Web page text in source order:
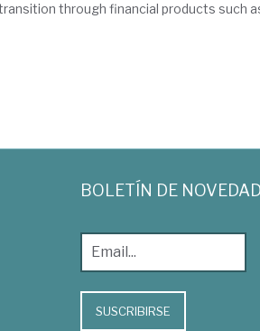
through financial products such
BOLETÍN DE
SUSCRIBIRSE